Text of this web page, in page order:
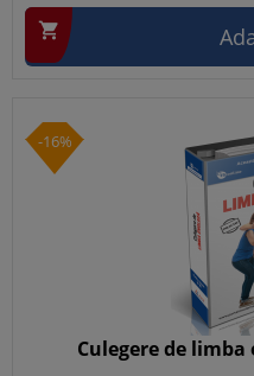

-16%
Culegere de limba